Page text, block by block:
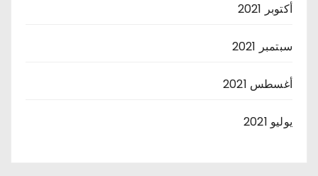
أكتوبر 2021
سبتمبر 2021
أغسطس 2021
يوليو 2021